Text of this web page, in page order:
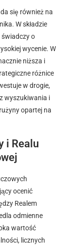
się również na
W składzie
świadczy o
wycenie. W
niższa i
różnice
w drogie,
wyszukiwania i
opartej na
i Realu
ocenić
Realem
odmienne
wartość
licznych